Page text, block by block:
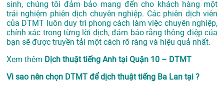
sinh, chúng tôi đảm bảo mang đến cho khách hàng một
trải nghiệm phiên dịch chuyên nghiệp. Các phiên dịch viên
của DTMT luôn duy trì phong cách làm việc chuyên nghiệp,
chính xác trong từng lời dịch, đảm bảo rằng thông điệp của
bạn sẽ được truyền tải một cách rõ ràng và hiệu quả nhất.
Xem thêm Dịch thuật tiếng Anh tại Quận 10 – DTMT
Vì sao nên chọn DTMT để dịch thuật tiếng Ba Lan tại ?